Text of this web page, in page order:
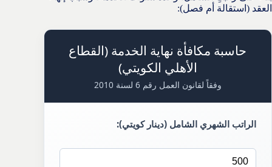
العقد (استقالة أم فصل):
حاسبة مكافأة نهاية الخدمة (القطاع
الأهلي الكويتي)
وفقاً لقانون العمل رقم 6 لسنة 2010
الراتب الشهري الشامل (دينار كويتي):